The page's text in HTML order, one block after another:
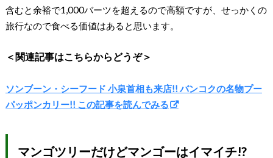
含むと余裕で1,000バーツを超えるので高額ですが、せっかくの
旅行なので食べる価値はあると思います。
＜関連記事はこちらからどうぞ＞
ソンブーン・シーフード 小泉首相も来店!! バンコクの名物プー
パッポンカリー!! この記事を読んでみる
マンゴツリーだけどマンゴーはイマイチ!?